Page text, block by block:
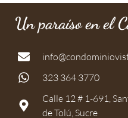
Un paraíso en el
323 364 3770
Calle 12 # 1-691,
de Tolú, Sucre